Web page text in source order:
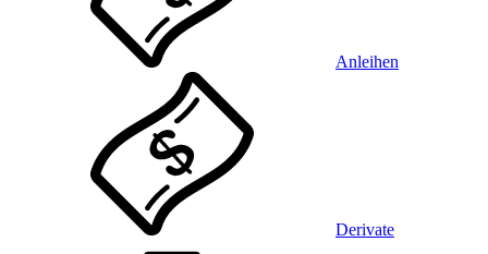
Anleihen
Derivate